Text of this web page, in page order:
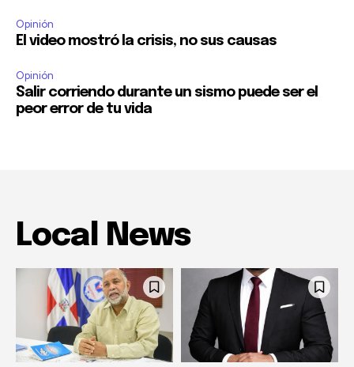
Opinión
El video mostró la crisis, no sus causas
Opinión
Salir corriendo durante un sismo puede ser el
peor error de tu vida
Local News